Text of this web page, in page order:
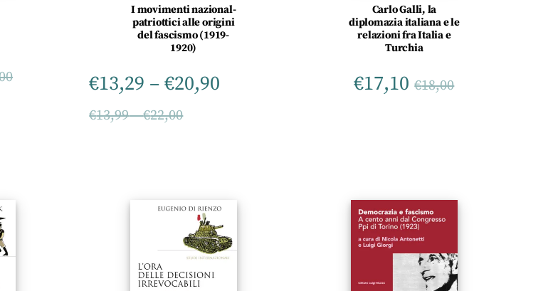
I movimenti nazional-
patriottici alle origini
del fascismo (1919-
1920)
€13,29 –€20,90
€13,99–€22,00
Carlo Galli, la
diplomazia italiana e le
relazioni fra Italia e
Turchia
€17,10 €18,00